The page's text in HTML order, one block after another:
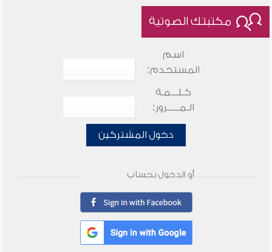
مكتبتك الصوتية
اسم
المستخدم:
كـلـــمـة
الـمـــــرور:
دخول المشتركين
أو الدخول بحساب